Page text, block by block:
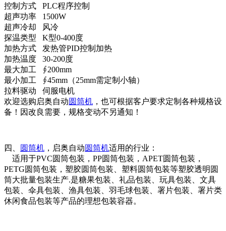
控制方式 PLC程序控制
超声功率 1500W
超声冷却 风冷
探温类型 K型0-400度
加热方式 发热管PID控制加热
加热温度 30-200度
最大加工 ∮200mm
最小加工 ∮45mm（25mm需定制小轴）
拉料驱动 伺服电机
欢迎选购启奥自动圆筒机 ，也可根据客户要求定制各种规格设
备！因改良需要，规格变动不另通知！
四、 圆筒机 ，启奥自动圆筒机适用的行业：
适用于PVC圆筒包装，PP圆筒包装，APET圆筒包装，
PETG圆筒包装，塑胶圆筒包装、塑料圆筒包装等塑胶透明圆
筒大批量包装生产.是糖果包装、礼品包装、玩具包装、文具
包装、伞具包装、渔具包装、羽毛球包装、署片包装、署片类
休闲食品包装等产品的理想包装容器。